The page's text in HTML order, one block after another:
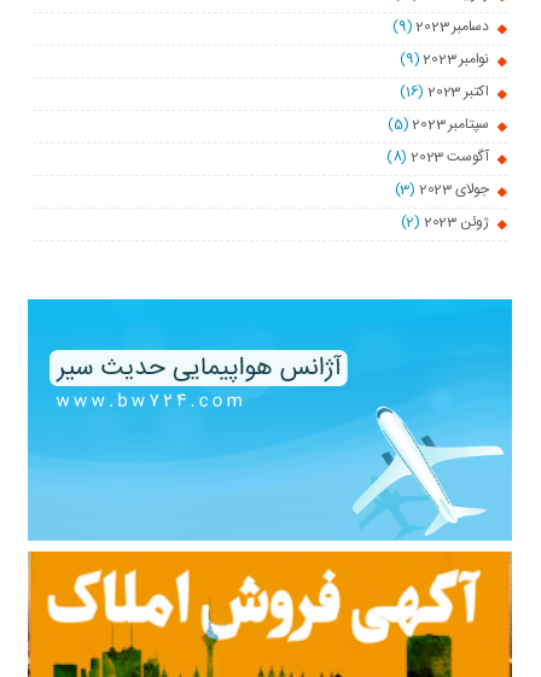
دسامبر 2023
(9)
نوامبر 2023
(9)
اکتبر 2023
(16)
سپتامبر 2023
(5)
آگوست 2023
(8)
جولای 2023
(3)
ژوئن 2023
(2)